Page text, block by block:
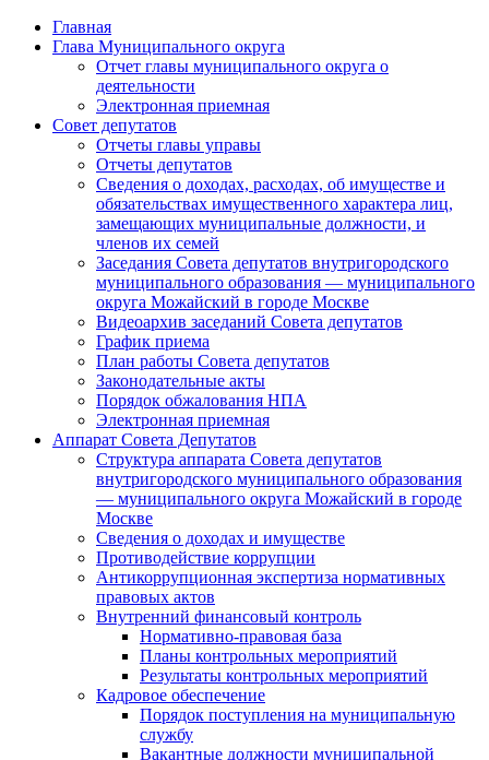
Главная
Глава Муниципального округа
Отчет главы муниципального округа о
деятельности
Электронная приемная
Совет депутатов
Отчеты главы управы
Отчеты депутатов
Сведения о доходах, расходах, об имуществе и
обязательствах имущественного характера лиц,
замещающих муниципальные должности, и
членов их семей
Заседания Совета депутатов внутригородского
муниципального образования — муниципального
округа Можайский в городе Москве
Видеоархив заседаний Совета депутатов
График приема
План работы Совета депутатов
Законодательные акты
Порядок обжалования НПА
Электронная приемная
Аппарат Совета Депутатов
Структура аппарата Совета депутатов
внутригородского муниципального образования
— муниципального округа Можайский в городе
Москве
Сведения о доходах и имуществе
Противодействие коррупции
Антикоррупционная экспертиза нормативных
правовых актов
Внутренний финансовый контроль
Нормативно-правовая база
Планы контрольных мероприятий
Результаты контрольных мероприятий
Кадровое обеспечение
Порядок поступления на муниципальную
службу
Вакантные должности муниципальной